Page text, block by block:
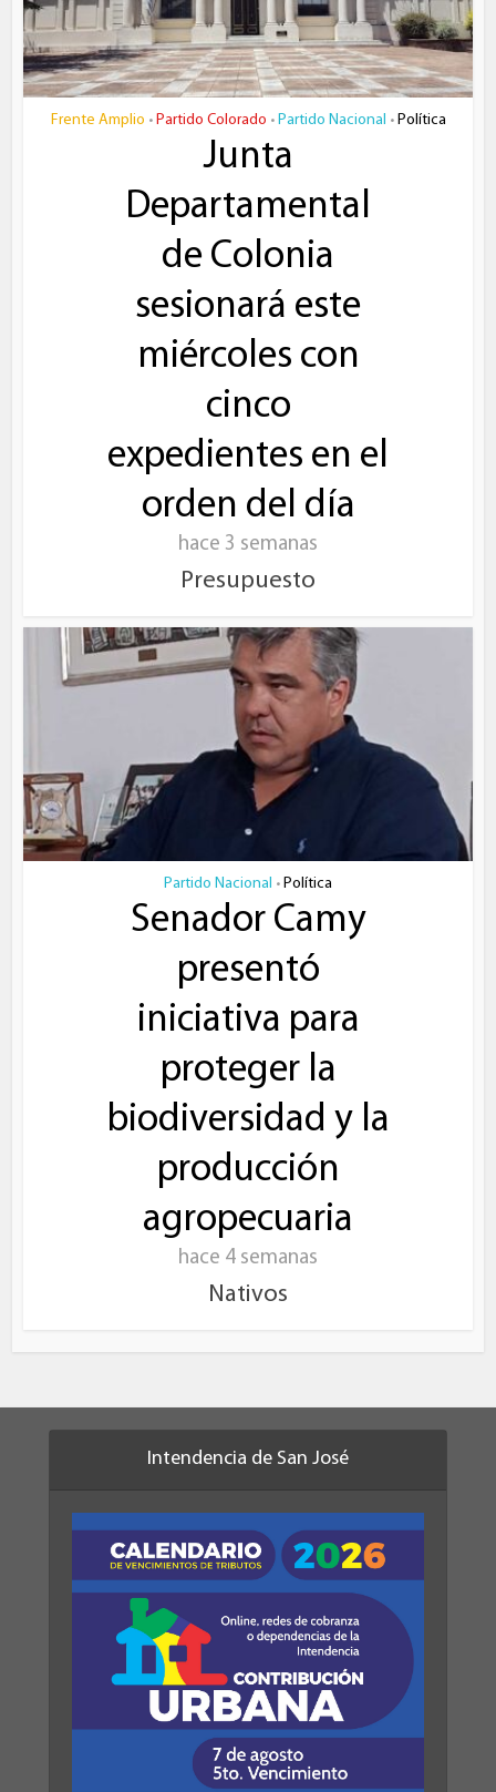
Frente Amplio • Partido Colorado • Partido Nacional • Política
Junta
Departamental
de Colonia
sesionará este
miércoles con
cinco
expedientes en el
orden del día
hace 3 semanas
Presupuesto
Partido Nacional • Política
Senador Camy
presentó
iniciativa para
proteger la
biodiversidad y la
producción
agropecuaria
hace 4 semanas
Nativos
Intendencia de San José